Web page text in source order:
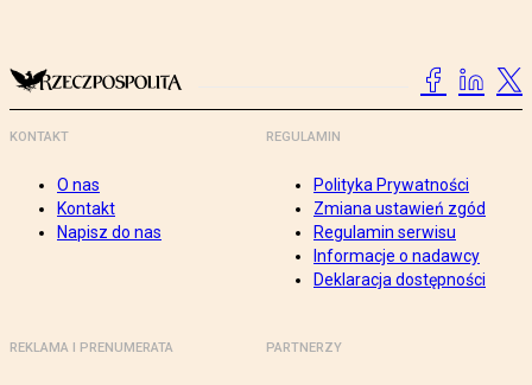
KONTAKT
O nas
Kontakt
Napisz do nas
REGULAMIN
Polityka Prywatności
Zmiana ustawień zgód
Regulamin serwisu
Informacje o nadawcy
Deklaracja dostępności
REKLAMA I PRENUMERATA PARTNERZY